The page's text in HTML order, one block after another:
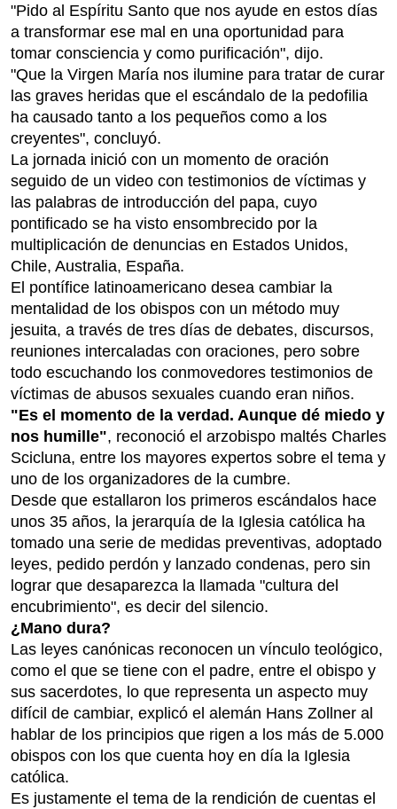
"Pido al Espíritu Santo que nos ayude en estos días
a transformar ese mal en una oportunidad para
tomar consciencia y como purificación", dijo.
"Que la Virgen María nos ilumine para tratar de curar
las graves heridas que el escándalo de la pedofilia
ha causado tanto a los pequeños como a los
creyentes", concluyó.
La jornada inició con un momento de oración
seguido de un video con testimonios de víctimas y
las palabras de introducción del papa, cuyo
pontificado se ha visto ensombrecido por la
multiplicación de denuncias en Estados Unidos,
Chile, Australia, España.
El pontífice latinoamericano desea cambiar la
mentalidad de los obispos con un método muy
jesuita, a través de tres días de debates, discursos,
reuniones intercaladas con oraciones, pero sobre
todo escuchando los conmovedores testimonios de
víctimas de abusos sexuales cuando eran niños.
"Es el momento de la verdad. Aunque dé miedo y
nos humille", reconoció el arzobispo maltés Charles
Scicluna, entre los mayores expertos sobre el tema y
uno de los organizadores de la cumbre.
Desde que estallaron los primeros escándalos hace
unos 35 años, la jerarquía de la Iglesia católica ha
tomado una serie de medidas preventivas, adoptado
leyes, pedido perdón y lanzado condenas, pero sin
lograr que desaparezca la llamada "cultura del
encubrimiento", es decir del silencio.
¿Mano dura?
Las leyes canónicas reconocen un vínculo teológico,
como el que se tiene con el padre, entre el obispo y
sus sacerdotes, lo que representa un aspecto muy
difícil de cambiar, explicó el alemán Hans Zollner al
hablar de los principios que rigen a los más de 5.000
obispos con los que cuenta hoy en día la Iglesia
católica.
Es justamente el tema de la rendición de cuentas el